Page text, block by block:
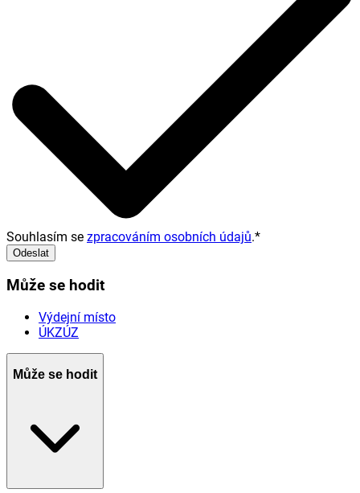
Souhlasím se zpracováním osobních údajů.*
Odeslat
Může se hodit
Výdejní místo
ÚKZÚZ
Může se hodit